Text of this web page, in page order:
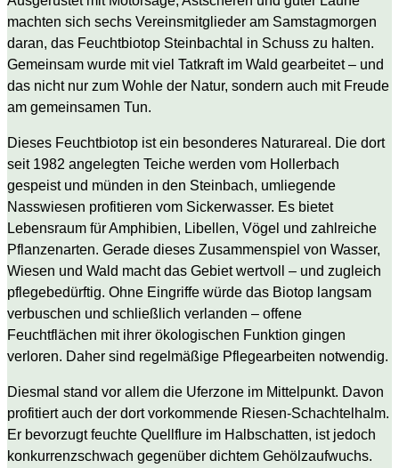
machten sich sechs Vereinsmitglieder am Samstagmorgen
daran, das Feuchtbiotop Steinbachtal in Schuss zu halten.
Gemeinsam wurde mit viel Tatkraft im Wald gearbeitet – und
das nicht nur zum Wohle der Natur, sondern auch mit Freude
am gemeinsamen Tun.
Dieses Feuchtbiotop ist ein besonderes Naturareal. Die dort
seit 1982 angelegten Teiche werden vom Hollerbach
gespeist und münden in den Steinbach, umliegende
Nasswiesen profitieren vom Sickerwasser. Es bietet
Lebensraum für Amphibien, Libellen, Vögel und zahlreiche
Pflanzenarten. Gerade dieses Zusammenspiel von Wasser,
Wiesen und Wald macht das Gebiet wertvoll – und zugleich
pflegebedürftig. Ohne Eingriffe würde das Biotop langsam
verbuschen und schließlich verlanden – offene
Feuchtflächen mit ihrer ökologischen Funktion gingen
verloren. Daher sind regelmäßige Pflegearbeiten notwendig.
Diesmal stand vor allem die Uferzone im Mittelpunkt. Davon
profitiert auch der dort vorkommende Riesen-Schachtelhalm.
Er bevorzugt feuchte Quellflure im Halbschatten, ist jedoch
konkurrenzschwach gegenüber dichtem Gehölzaufwuchs.